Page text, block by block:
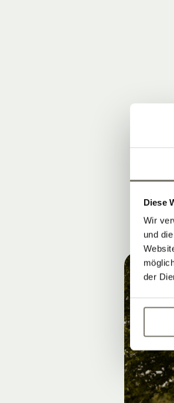
Diese
Wir
und
der